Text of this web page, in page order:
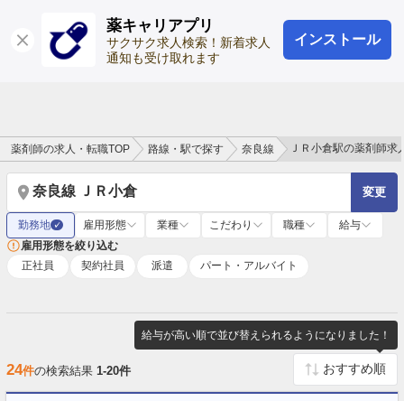
薬キャリアプリ
サクサク求人検索！新着求人
通知も受け取れます
インストール
ログイン 会員登録
薬剤師の求人・転職TOP 路線・駅で探す 奈良線 ＪＲ小倉駅の薬剤師求
奈良線 ＪＲ小倉 変更
勤務地 ✓ 雇用形態 業種 こだわり 職種
給与
雇用形態を絞り込む
正社員
契約社員 派遣 パート・アルバイト
給与が高い順で並び替えられるようになりました！
24件の検索結果 1-20件